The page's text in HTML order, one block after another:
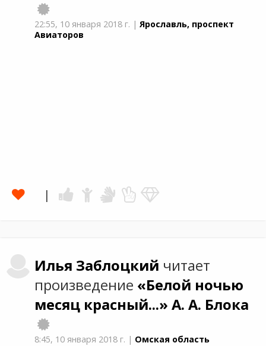
22:55, 10 января 2018 г. |Ярославль, проспект
Авиаторов
Илья Заблоцкий читает
произведение «Белой ночью
месяц красный...»А. А. Блока
8:45, 10 января 2018 г. | Омская область